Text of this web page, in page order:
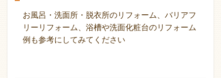
お風呂・洗面所・脱衣所のリフォーム、バリアフ
リーリフォーム、浴槽や洗面化粧台のリフォーム
例も参考にしてみてください